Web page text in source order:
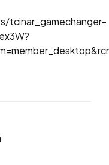
tcinar_gamechanger-